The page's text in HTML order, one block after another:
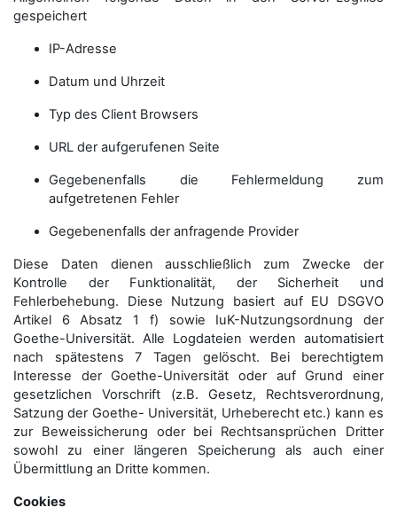
gespeichert
IP-Adresse
Datum und Uhrzeit
Typ des Client Browsers
URL der aufgerufenen Seite
Gegebenenfalls die Fehlermeldung zum
aufgetretenen Fehler
Gegebenenfalls der anfragende Provider
Diese Daten dienen ausschließlich zum Zwecke der
Kontrolle der Funktionalität, der Sicherheit und
Fehlerbehebung. Diese Nutzung basiert auf EU DSGVO
Artikel 6 Absatz 1 f) sowie IuK-Nutzungsordnung der
Goethe-Universität. Alle Logdateien werden auto­matisiert
nach spätestens 7 Tagen gelöscht. Bei berechtigtem
Interesse der Goethe-Universität oder auf Grund einer
gesetzlichen Vorschrift (z.B. Gesetz, Rechtsverordnung,
Satzung der Goethe- Universität, Urheberecht etc.) kann es
zur Beweissicherung oder bei Rechtsansprüchen Dritter
sowohl zu einer längeren Speicherung als auch einer
Übermittlung an Dritte kommen.
Cookies